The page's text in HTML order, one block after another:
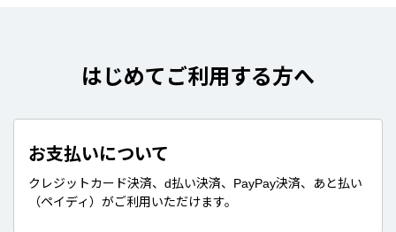
はじめてご利用する方へ
お支払いについて
クレジットカード決済、d払い決済、PayPay決済、あと払い
（ペイディ）がご利用いただけます。